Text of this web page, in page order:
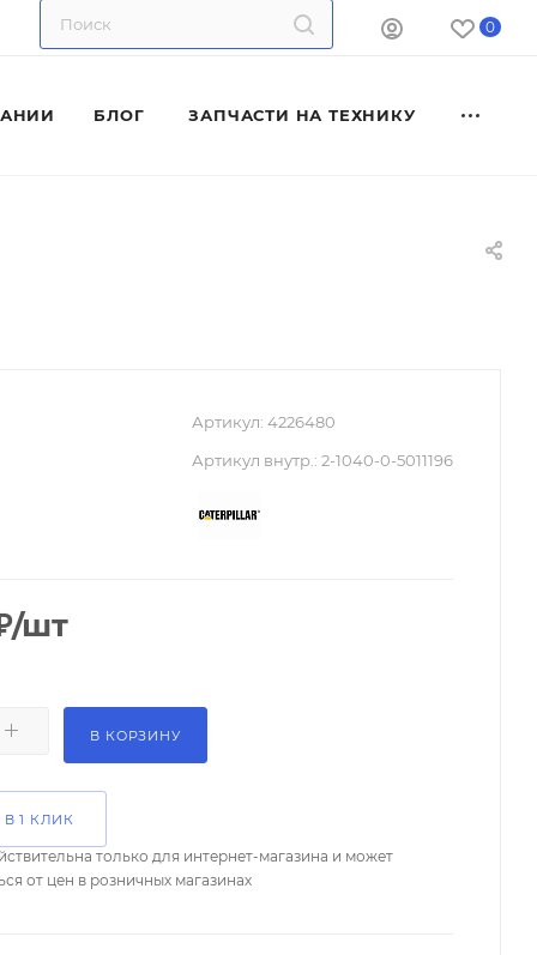
0
БЛОГ ЗАПЧАСТИ НА ТЕХНИКУ
Артикул: 4226480
Артикул внутр.: 2-1040-0-5011196
/шт
В КОРЗИНУ
1 КЛИК
только для интернет-магазина и может
от цен в розничных магазинах